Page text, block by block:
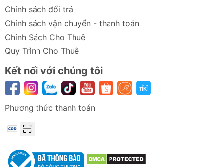
Chính sách đổi trả
Chính sách vận chuyển - thanh toán
Chính Sách Cho Thuê
Quy Trình Cho Thuê
Kết nối với chúng tôi
Phương thức thanh toán